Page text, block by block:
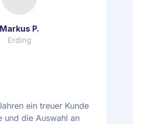
Markus P.
Erding
ein treuer Kunde
und die Auswahl an